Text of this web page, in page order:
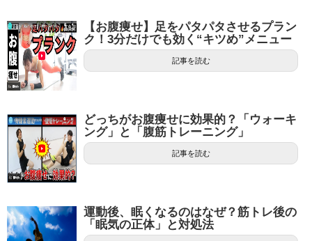
【お腹痩せ】足をパタパタさせるプラン
ク！3分だけでも効く“キツめ”メニュー
記事を読む
どっちがお腹痩せに効果的？「ウォーキ
ング」と「腹筋トレーニング」
記事を読む
運動後、眠くなるのはなぜ？筋トレ後の
「眠気の正体」と対処法